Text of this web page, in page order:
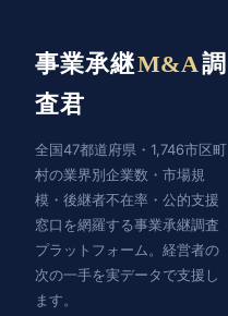
事業承継M&A調
査君
全国47都道府県・1,746市区町
村の業界別企業数・市場規
模・後継者不在率・公的支援
窓口を網羅する事業承継調査
プラットフォーム。経営者の
次の一手を実データで支援し
ます。